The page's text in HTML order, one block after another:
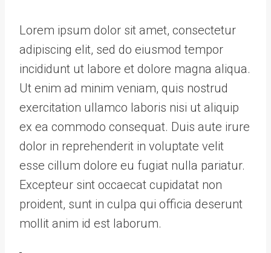
Lorem ipsum dolor sit amet, consectetur
adipiscing elit, sed do eiusmod tempor
incididunt ut labore et dolore magna aliqua.
Ut enim ad minim veniam, quis nostrud
exercitation ullamco laboris nisi ut aliquip
ex ea commodo consequat. Duis aute irure
dolor in reprehenderit in voluptate velit
esse cillum dolore eu fugiat nulla pariatur.
Excepteur sint occaecat cupidatat non
proident, sunt in culpa qui officia deserunt
mollit anim id est laborum.